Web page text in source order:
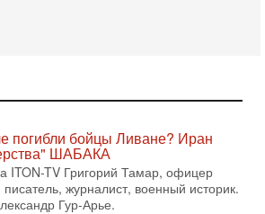
которая уже стала самой дорогой
ЦАХАЛ. Но почему её
погибли бойцы Ливане? Иран
ШАБАКА
ITON-TV Григорий Тамар, офицер
журналист, военный историк.
Гур-Арье.